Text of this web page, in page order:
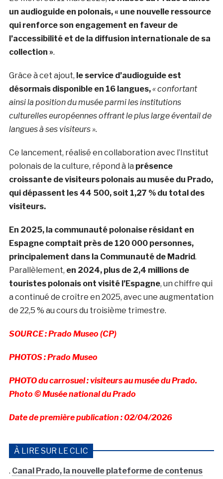
un audioguide en polonais, « une nouvelle ressource
qui renforce son engagement en faveur de
l’accessibilité et de la diffusion internationale de sa
collection ».
Grâce à cet ajout, le service d’audioguide est
désormais disponible en 16 langues,« confortant
ainsi la position du musée parmi les institutions
culturelles européennes offrant le plus large éventail de
langues à ses visiteurs ».
Ce lancement, réalisé en collaboration avec l’Institut
polonais de la culture, répond à la présence
croissante de visiteurs polonais au musée du Prado,
qui dépassent les 44 500, soit 1,27 % du total des
visiteurs.
En 2025, la communauté polonaise résidant en
Espagne comptait près de 120 000 personnes,
principalement dans la Communauté de Madrid.
Parallèlement, en 2024, plus de 2,4 millions de
touristes polonais ont visité l’Espagne, un chiffre qui
a continué de croître en 2025, avec une augmentation
de 22,5 % au cours du troisième trimestre.
SOURCE : Prado Museo (CP)
PHOTOS : Prado Museo
PHOTO du carrosuel : visiteurs au musée du Prado.
Photo © Musée national du Prado
Date de première publication : 02/04/2026
À LIRE SUR LE CLIC
. Canal Prado, la nouvelle plateforme de contenus